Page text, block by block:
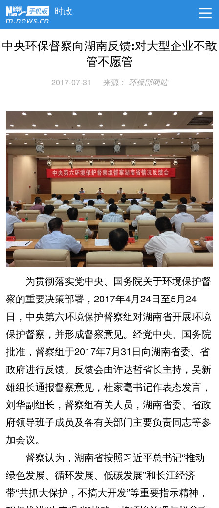
时政
中央环保督察向湖南反馈:对大型企业不敢
管不愿管
2017-07-31 来源： 环保部网站
为贯彻落实党中央、国务院关于环境保护督
察的重要决策部署，2017年4月24日至5月24
日，中央第六环境保护督察组对湖南省开展环境
保护督察，并形成督察意见。经党中央、国务院
批准，督察组于2017年7月31日向湖南省委、省
政府进行反馈。反馈会由许达哲省长主持，吴新
雄组长通报督察意见，杜家毫书记作表态发言，
刘华副组长，督察组有关人员，湖南省委、省政
府领导班子成员及各有关部门主要负责同志等参
加会议。
督察认为，湖南省按照习近平总书记“推动
绿色发展、循环发展、低碳发展”和长江经济
带“共抓大保护，不搞大开发”等重要指示精神，